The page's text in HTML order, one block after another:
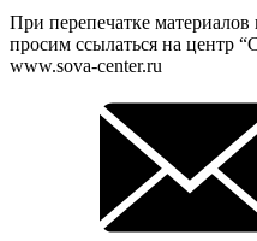
При перепечатке
просим ссылаться на центр
www.sova-center.ru